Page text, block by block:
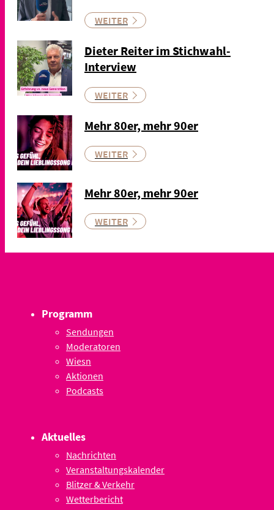
WEITER
Dieter Reiter im Stichwahl-
Interview
WEITER
Mehr 80er, mehr 90er
WEITER
Mehr 80er, mehr 90er
WEITER
Programm
Sendungen
Moderatoren
Wiesn
Aktionen
Podcasts
Aktuelles
Nachrichten
Veranstaltungskalender
Blitzer & Verkehr
Wetterbericht